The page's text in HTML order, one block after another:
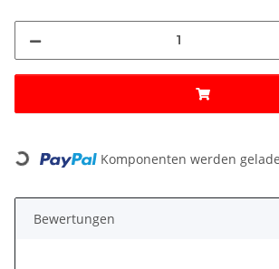
Loading... Komponenten werden
Bewertungen